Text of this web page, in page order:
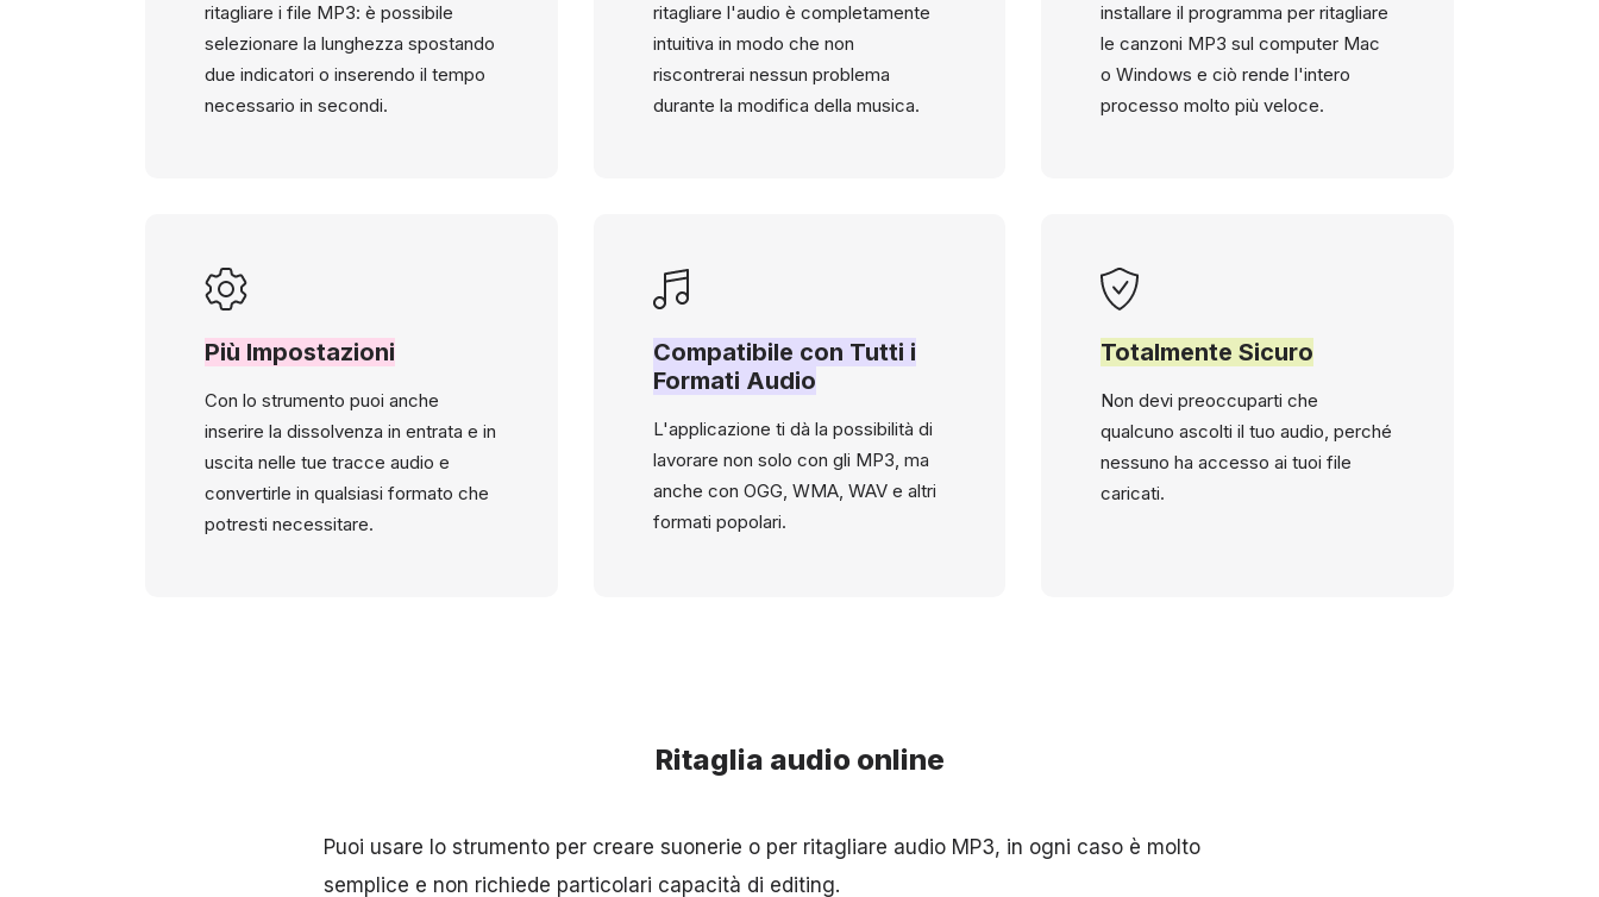
ritagliare i file MP3: è possibile
selezionare la lunghezza spostando
due indicatori o inserendo il tempo
necessario in secondi.
ritagliare l'audio è completamente
intuitiva in modo che non
riscontrerai nessun problema
durante la modifica della musica.
installare il programma per ritagliare
le canzoni MP3 sul computer Mac
o Windows e ciò rende l'intero
processo molto più veloce.
Più Impostazioni
Con lo strumento puoi anche
inserire la dissolvenza in entrata e in
uscita nelle tue tracce audio e
convertirle in qualsiasi formato che
potresti necessitare.
Compatibile con Tutti i
Formati Audio
L'applicazione ti dà la possibilità di
lavorare non solo con gli MP3, ma
anche con OGG, WMA, WAV e altri
formati popolari.
Totalmente Sicuro
Non devi preoccuparti che
qualcuno ascolti il tuo audio, perché
nessuno ha accesso ai tuoi file
caricati.
Ritaglia audio online
Puoi usare lo strumento per creare suonerie o per ritagliare audio MP3, in ogni caso è molto
semplice e non richiede particolari capacità di editing.